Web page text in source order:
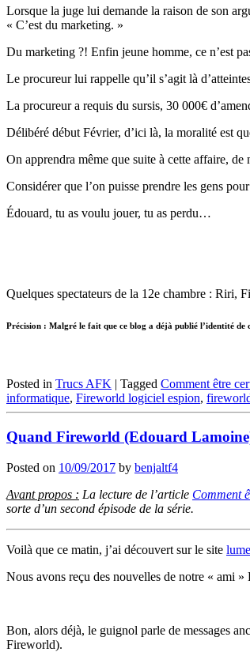
Lorsque la juge lui demande la raison de son
« C’est du marketing. »
Du marketing ?! Enfin jeune homme, ce n’est
Le procureur lui rappelle qu’il s’agit là
La procureur a requis du sursis, 30 000€
Délibéré début Février, d’ici là, la moralité est
On apprendra même que suite à cette affaire,
Considérer que l’on puisse prendre les gens
Édouard, tu as voulu jouer, tu as perdu…
Quelques spectateurs de la 12e chambre : Riri,
Précision : Malgré le fait que ce blog a déjà publié l’identité de
Posted in Trucs AFK | Tagged Comment être
informatique, Fireworld logiciel espion,
Quand Fireworld (Edouard
Posted on 10/09/2017 by benjaltf4
Avant propos : La lecture de l’article Comment
sorte d’un second épisode de la série.
Voilà que ce matin, j’ai découvert sur le site
Nous avons reçu des nouvelles de notre « ami
Bon, alors déjà, le guignol parle de messages
Fireworld).